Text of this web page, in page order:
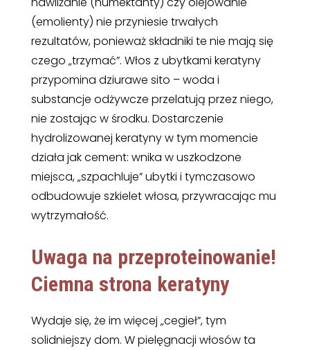
(emolienty) nie przyniesie trwałych
rezultatów, ponieważ składniki te nie mają się
czego „trzymać”. Włos z ubytkami keratyny
przypomina dziurawe sito – woda i
substancje odżywcze przelatują przez niego,
nie zostając w środku. Dostarczenie
hydrolizowanej keratyny w tym momencie
działa jak cement: wnika w uszkodzone
miejsca, „szpachluje” ubytki i tymczasowo
odbudowuje szkielet włosa, przywracając mu
wytrzymałość.
Uwaga na przeproteinowanie!
Ciemna strona keratyny
Wydaje się, że im więcej „cegieł”, tym
solidniejszy dom. W pielęgnacji włosów ta